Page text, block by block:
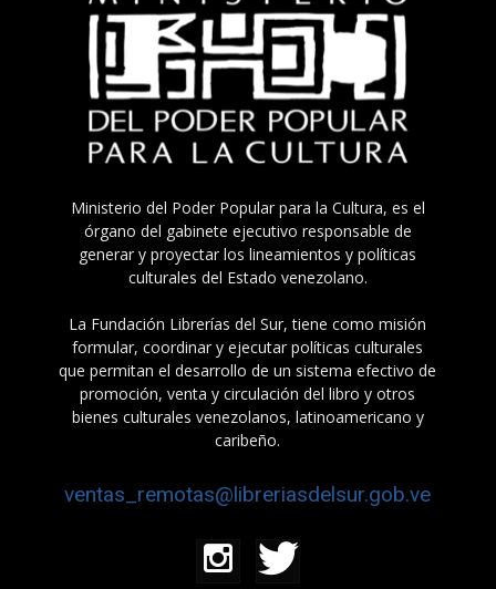
Ministerio del Poder Popular para la Cultura, es el
órgano del gabinete ejecutivo responsable de
generar y proyectar los lineamientos y políticas
culturales del Estado venezolano.
La Fundación Librerías del Sur, tiene como misión
formular, coordinar y ejecutar políticas culturales
que permitan el desarrollo de un sistema efectivo de
promoción, venta y circulación del libro y otros
bienes culturales venezolanos, latinoamericano y
caribeño.
ventas_remotas@libreriasdelsur.gob.ve